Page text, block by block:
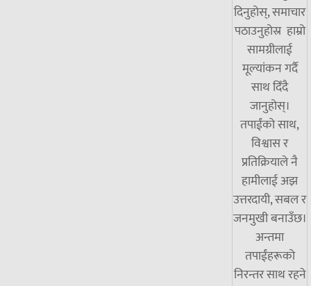
दिनुहोस्, समाचार
पठाउनुहोस्र हाम्रो
सामग्रीलाई
मूल्यांकन गर्दै
साथ दिँदै
जानुहोस्।
तपाईंको साथ,
विश्वास र
प्रतिक्रियाले नै
हामीलाई अझ
उत्तरदायी, सबल र
जनमुखी बनाउँछ।
अन्तमा
तपाईंहरूको
निरन्तर साथ रहने